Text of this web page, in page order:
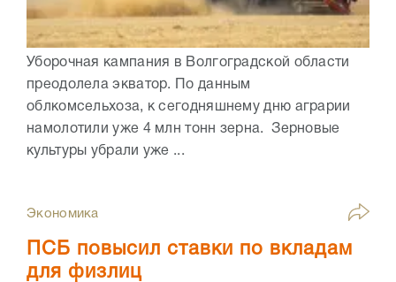
Уборочная кампания в Волгоградской области
преодолела экватор. По данным
облкомсельхоза, к сегодняшнему дню аграрии
намолотили уже 4 млн тонн зерна. Зерновые
культуры убрали уже ...
Экономика
ПСБ повысил ставки по вкладам
для физлиц